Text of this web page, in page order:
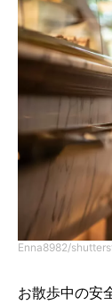
Enna8982/
お散歩中の安